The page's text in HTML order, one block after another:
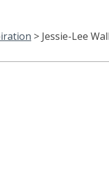
> Jessie-Lee